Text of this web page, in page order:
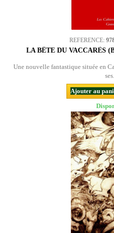
REFERENCE:
LA BÊTE DU VACCARÈS
Une nouvelle fantastique située en
Ajouter au